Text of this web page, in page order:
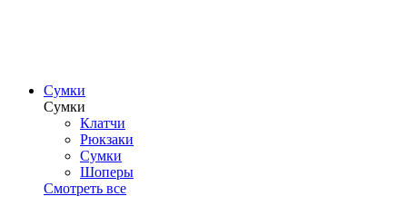
Сумки
Сумки
Клатчи
Рюкзаки
Сумки
Шоперы
Смотреть все